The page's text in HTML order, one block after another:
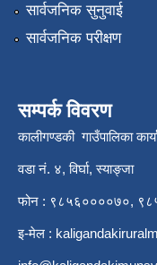
सार्वजनिक सुनुवाई
सार्वजनिक परीक्षण
सम्पर्क विवरण
कालीगण्डकी गाउँपालिका
वडा नं. ४, विर्घा, स्याङ्जा
फोन : ९८५६००००७०,
इ-मेल :